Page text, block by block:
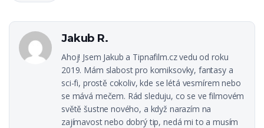
Jakub R.
Ahoj! Jsem Jakub a Tipnafilm.cz vedu od roku
2019. Mám slabost pro komiksovky, fantasy a
sci-fi, prostě cokoliv, kde se létá vesmírem nebo
se mává mečem. Rád sleduju, co se ve filmovém
světě šustne nového, a když narazím na
zajímavost nebo dobrý tip, nedá mi to a musím